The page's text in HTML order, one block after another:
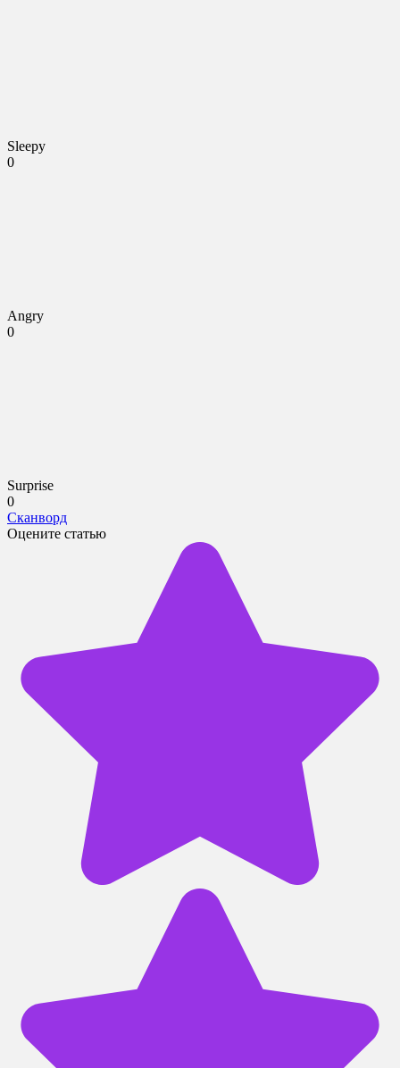
Sleepy
0
Angry
0
Surprise
0
Сканворд
Оцените статью